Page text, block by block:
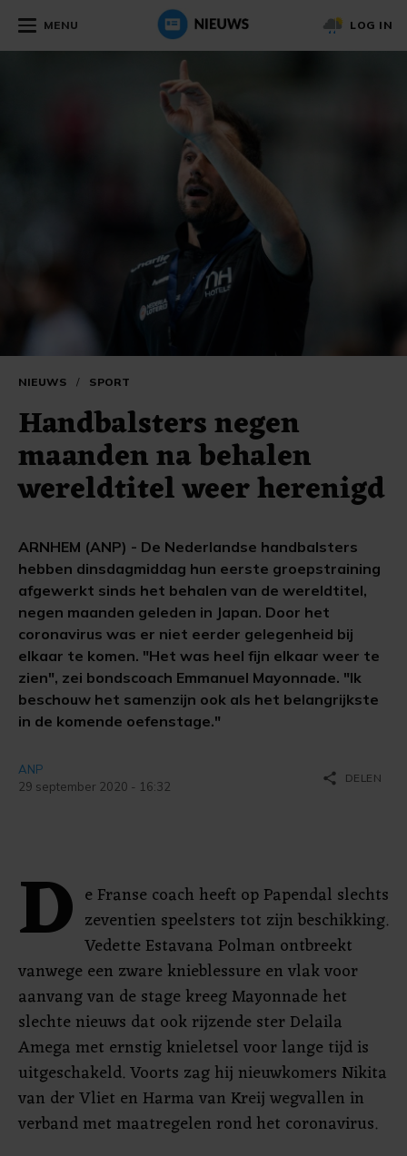
MENU LOG IN
NIEUWS / SPORT
Handbalsters negen
maanden na behalen
wereldtitel weer herenigd
ARNHEM (ANP) - De Nederlandse handbalsters
hebben dinsdagmiddag hun eerste groepstraining
afgewerkt sinds het behalen van de wereldtitel,
negen maanden geleden in Japan. Door het
coronavirus was er niet eerder gelegenheid bij
elkaar te komen. "Het was heel fijn elkaar weer te
zien", zei bondscoach Emmanuel Mayonnade. "Ik
beschouw het samenzijn ook als het belangrijkste
in de komende oefenstage."
ANP
29 september 2020 - 16:32
share DELEN
D e Franse coach heeft op Papendal slechts
zeventien speelsters tot zijn beschikking.
Vedette Estavana Polman ontbreekt
vanwege een zware knieblessure en vlak voor
aanvang van de stage kreeg Mayonnade het
slechte nieuws dat ook rijzende ster Delaila
Amega met ernstig knieletsel voor lange tijd is
uitgeschakeld. Voorts zag hij nieuwkomers Nikita
van der Vliet en Harma van Kreij wegvallen in
verband met maatregelen rond het coronavirus.